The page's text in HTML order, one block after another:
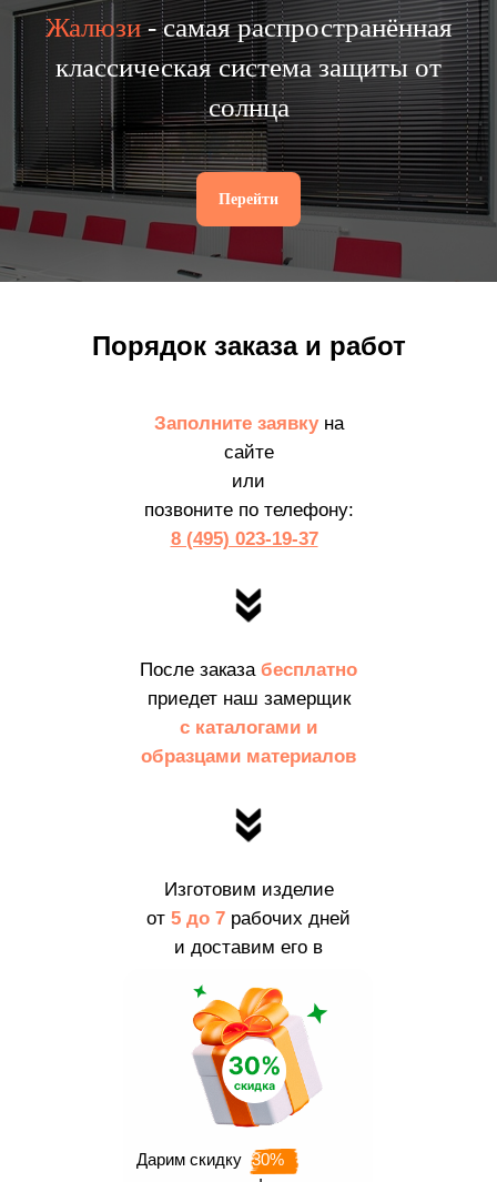
Дарим скидку30%
Жалюзи- самая распространённая
классическая система защиты от
солнца
Перейти
Заполните заявкуна
сайте
или
позвоните по телефону:
8 (495) 023-19-37
После заказа бесплатно
приедет наш замерщик
с каталогами и
образцами материалов
Изготовим изделие
от 5 до 7 рабочих дней
и доставим его в
г. Москвы и МО
бесплатно
Наши
Порядок заказа и работ